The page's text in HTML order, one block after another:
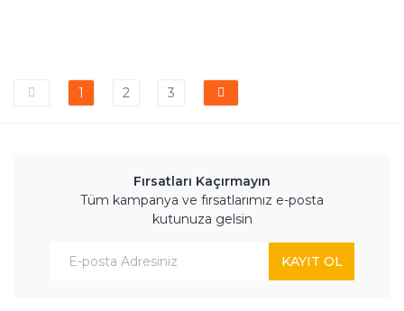
1 2 3
Fırsatları Kaçırmayın
Tüm kampanya ve fırsatlarımız e-posta
kutunuza gelsin
KAYIT OL